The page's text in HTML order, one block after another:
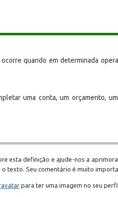
quando em determinada
uma conta, um orçamento,
esta definição e ajude-nos a
texto. Seu comentário é muito
para ter uma imagem no seu perfil.